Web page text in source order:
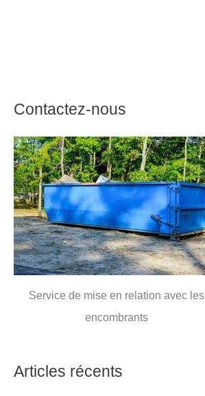
Contactez-nous
Service de mise en relation avec les
encombrants
Articles récents